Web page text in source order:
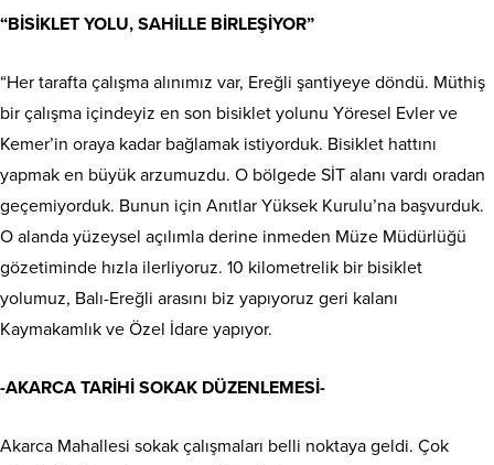
“BİSİKLET YOLU, SAHİLLE BİRLEŞİYOR”
“Her tarafta çalışma alınımız var, Ereğli şantiyeye döndü. Müthiş
bir çalışma içindeyiz en son bisiklet yolunu Yöresel Evler ve
Kemer’in oraya kadar bağlamak istiyorduk. Bisiklet hattını
yapmak en büyük arzumuzdu. O bölgede SİT alanı vardı oradan
geçemiyorduk. Bunun için Anıtlar Yüksek Kurulu’na başvurduk.
O alanda yüzeysel açılımla derine inmeden Müze Müdürlüğü
gözetiminde hızla ilerliyoruz. 10 kilometrelik bir bisiklet
yolumuz, Balı-Ereğli arasını biz yapıyoruz geri kalanı
Kaymakamlık ve Özel İdare yapıyor.
-AKARCA TARİHİ SOKAK DÜZENLEMESİ-
Akarca Mahallesi sokak çalışmaları belli noktaya geldi. Çok